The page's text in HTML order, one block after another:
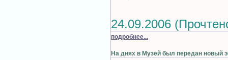
24.09.2006
подробнее...
На днях в Музей был передан новый